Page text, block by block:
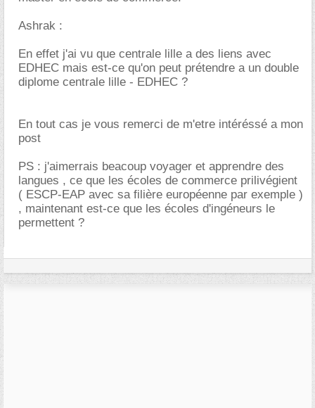
Ashrak :
En effet j'ai vu que centrale lille a des liens avec
EDHEC mais est-ce qu'on peut prétendre a un double
diplome centrale lille - EDHEC ?
En tout cas je vous remerci de m'etre intéréssé a mon
post
PS : j'aimerrais beacoup voyager et apprendre des
langues , ce que les écoles de commerce prilivégient
( ESCP-EAP avec sa filière européenne par exemple )
, maintenant est-ce que les écoles d'ingéneurs le
permettent ?